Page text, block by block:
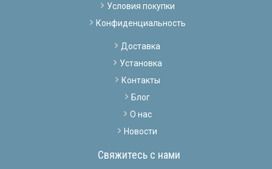
Условия покупки
Конфиденциальность
Доставка
Установка
Контакты
Блог
О нас
Новости
Свяжитесь с нами